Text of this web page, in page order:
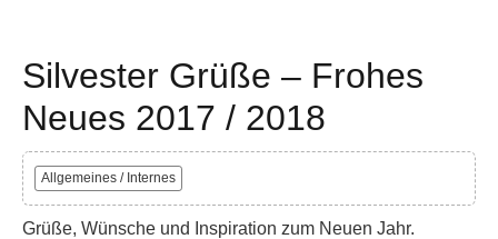
Silvester Grüße – Frohes
Neues 2017 / 2018
Allgemeines / Internes
Grüße, Wünsche und Inspiration zum Neuen Jahr.